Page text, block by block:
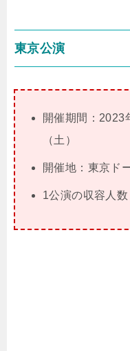
東京公演
開催期間：2023
（土）
開催地：東京ド
1公演の収容人